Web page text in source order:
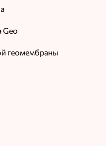
Geo
геомембраны